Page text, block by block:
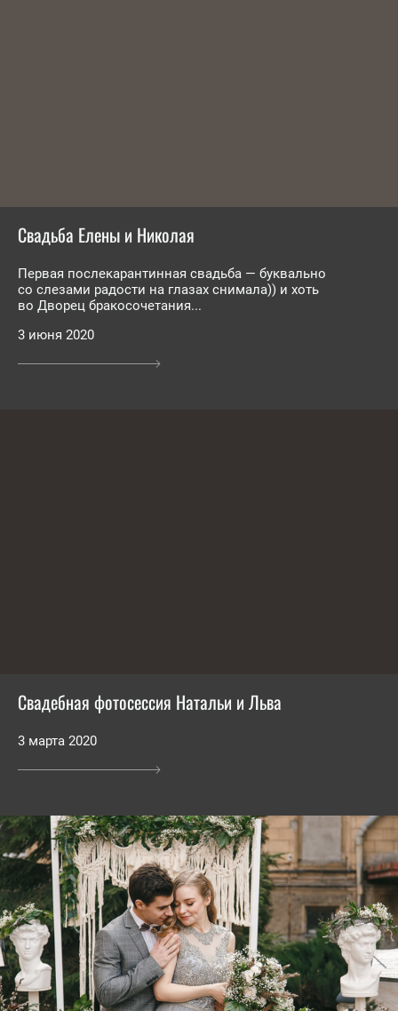
Свадьба Елены и Николая
Первая послекарантинная свадьба — буквально
со слезами радости на глазах снимала)) и хоть
во Дворец бракосочетания...
3 июня 2020
Свадебная фотосессия Натальи и Льва
3 марта 2020